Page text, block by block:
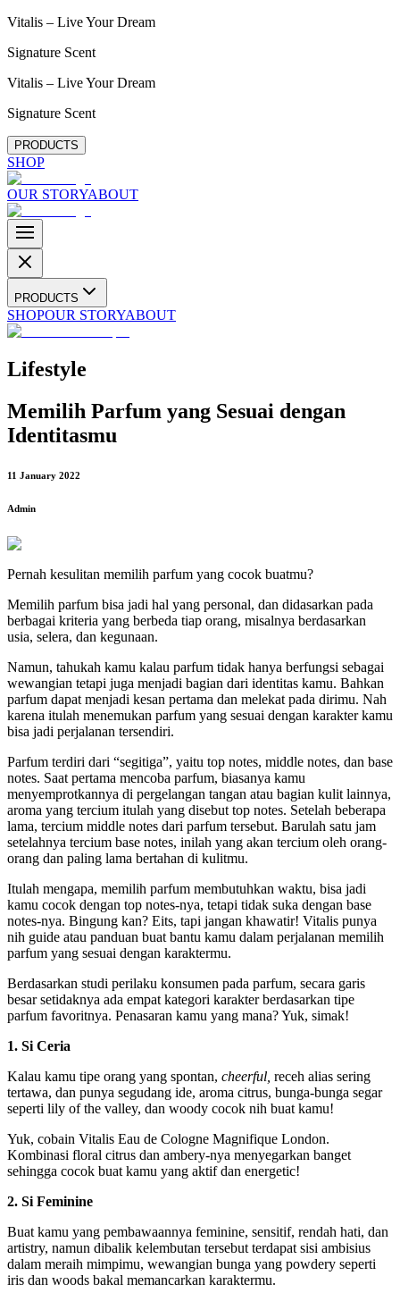
Vitalis – Live Your Dream
Signature Scent
Vitalis – Live Your Dream
Signature Scent
PRODUCTS
SHOP
OUR STORYABOUT
PRODUCTS
SHOPOUR STORYABOUT
Lifestyle
Memilih Parfum yang Sesuai dengan
Identitasmu
11 January 2022
Admin
Pernah kesulitan memilih parfum yang cocok buatmu?
Memilih parfum bisa jadi hal yang personal, dan didasarkan pada
berbagai kriteria yang berbeda tiap orang, misalnya berdasarkan
usia, selera, dan kegunaan.
Namun, tahukah kamu kalau parfum tidak hanya berfungsi sebagai
wewangian tetapi juga menjadi bagian dari identitas kamu. Bahkan
parfum dapat menjadi kesan pertama dan melekat pada dirimu. Nah
karena itulah menemukan parfum yang sesuai dengan karakter kamu
bisa jadi perjalanan tersendiri.
Parfum terdiri dari “segitiga”, yaitu top notes, middle notes, dan base
notes. Saat pertama mencoba parfum, biasanya kamu
menyemprotkannya di pergelangan tangan atau bagian kulit lainnya,
aroma yang tercium itulah yang disebut top notes. Setelah beberapa
lama, tercium middle notes dari parfum tersebut. Barulah satu jam
setelahnya tercium base notes, inilah yang akan tercium oleh orang-
orang dan paling lama bertahan di kulitmu.
Itulah mengapa, memilih parfum membutuhkan waktu, bisa jadi
kamu cocok dengan top notes-nya, tetapi tidak suka dengan base
notes-nya. Bingung kan? Eits, tapi jangan khawatir! Vitalis punya
nih guide atau panduan buat bantu kamu dalam perjalanan memilih
parfum yang sesuai dengan karaktermu.
Berdasarkan studi perilaku konsumen pada parfum, secara garis
besar setidaknya ada empat kategori karakter berdasarkan tipe
parfum favoritnya. Penasaran kamu yang mana? Yuk, simak!
1. Si Ceria
Kalau kamu tipe orang yang spontan, cheerful, receh alias sering
tertawa, dan punya segudang ide, aroma citrus, bunga-bunga segar
seperti lily of the valley, dan woody cocok nih buat kamu!
Yuk, cobain Vitalis Eau de Cologne Magnifique London.
Kombinasi floral citrus dan ambery-nya menyegarkan banget
sehingga cocok buat kamu yang aktif dan energetic!
2. Si Feminine
Buat kamu yang pembawaannya feminine, sensitif, rendah hati, dan
artistry, namun dibalik kelembutan tersebut terdapat sisi ambisius
dalam meraih mimpimu, wewangian bunga yang powdery seperti
iris dan woods bakal memancarkan karaktermu.